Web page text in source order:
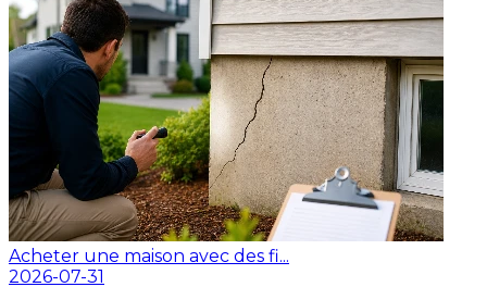
Acheter une maison avec des fi...
2026-07-31